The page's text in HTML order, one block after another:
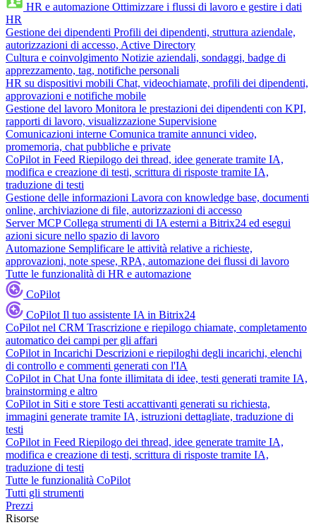
HR e automazione Ottimizzare i flussi di lavoro e gestire i dati
HR
Gestione dei dipendenti Profili dei dipendenti, struttura aziendale,
autorizzazioni di accesso, Active Directory
Cultura e coinvolgimento Notizie aziendali, sondaggi, badge di
apprezzamento, tag, notifiche personali
HR su dispositivi mobili Chat, videochiamate, profili dei dipendenti,
approvazioni e notifiche mobile
Gestione del lavoro Monitora le prestazioni dei dipendenti con KPI,
rapporti di lavoro, visualizzazione Supervisione
Comunicazioni interne Comunica tramite annunci video,
promemoria, chat pubbliche e private
CoPilot in Feed Riepilogo dei thread, idee generate tramite IA,
modifica e creazione di testi, scrittura di risposte tramite IA,
traduzione di testi
Gestione delle informazioni Lavora con knowledge base, documenti
online, archiviazione di file, autorizzazioni di accesso
Server MCP Collega strumenti di IA esterni a Bitrix24 ed esegui
azioni sicure nello spazio di lavoro
Automazione Semplificare le attività relative a richieste,
approvazioni, note spese, RPA, automazione dei flussi di lavoro
Tutte le funzionalità di HR e automazione
CoPilot
CoPilot Il tuo assistente IA in Bitrix24
CoPilot nel CRM Trascrizione e riepilogo chiamate, completamento
automatico dei campi per gli affari
CoPilot in Incarichi Descrizioni e riepiloghi degli incarichi, elenchi
di controllo e commenti generati con l'IA
CoPilot in Chat Una fonte illimitata di idee, testi generati tramite IA,
brainstorming e altro
CoPilot in Siti e store Testi accattivanti generati su richiesta,
immagini generate tramite IA, istruzioni dettagliate, traduzione di
testi
CoPilot in Feed Riepilogo dei thread, idee generate tramite IA,
modifica e creazione di testi, scrittura di risposte tramite IA,
traduzione di testi
Tutte le funzionalità CoPilot
Tutti gli strumenti
Prezzi
Risorse